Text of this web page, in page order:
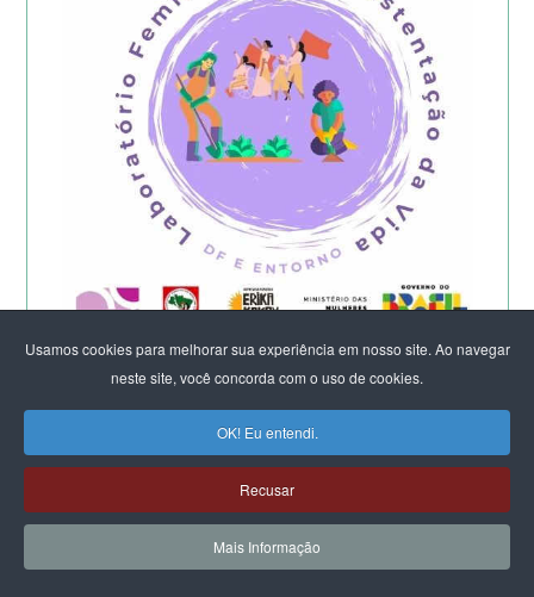
Usamos cookies para melhorar sua experiência em nosso site. Ao navegar
neste site, você concorda com o uso de cookies.
OK! Eu entendi.
Recusar
Mais Informação
Começa a etapa presencial do
Laboratório Feminista do DF e Entorno -
2026